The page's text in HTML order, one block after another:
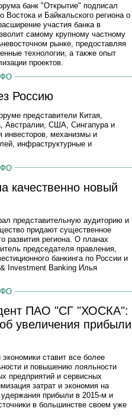
банк "Открытие" подписал
и Байкальского региона о
участия банка в
самому крупному частному
рынке, предоставляя
технологии, а также опыт
проектов.
Россию
представители Китая,
Австралии, США, Сингапура и
инвесторов, механизмы и
инфраструктурные и
качественно новый
представительную аудиторию и
придают существенное
развития региона. О планах
председателя правления,
банкинга по России и
Investment Banking Илья
ПАО "СГ "ХОСКА":
увеличения прибыли
ставит все более
и повышению лояльности
предприятий и сервисных
затрат и экономия на
прибыли в 2015-м и
в большинстве своем уже